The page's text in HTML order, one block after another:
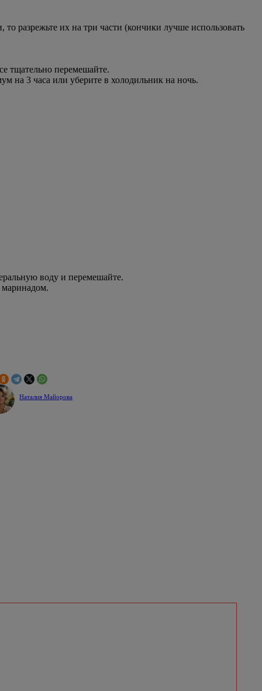
разрежьте их на три части (кончики лучше использовать
тщательно перемешайте.
на 3 часа или уберите в холодильник на ночь.
воду и перемешайте.
маринадом.
Наталия Майорова